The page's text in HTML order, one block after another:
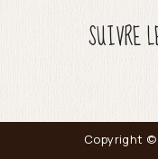
SUIVRE
Copyright ©